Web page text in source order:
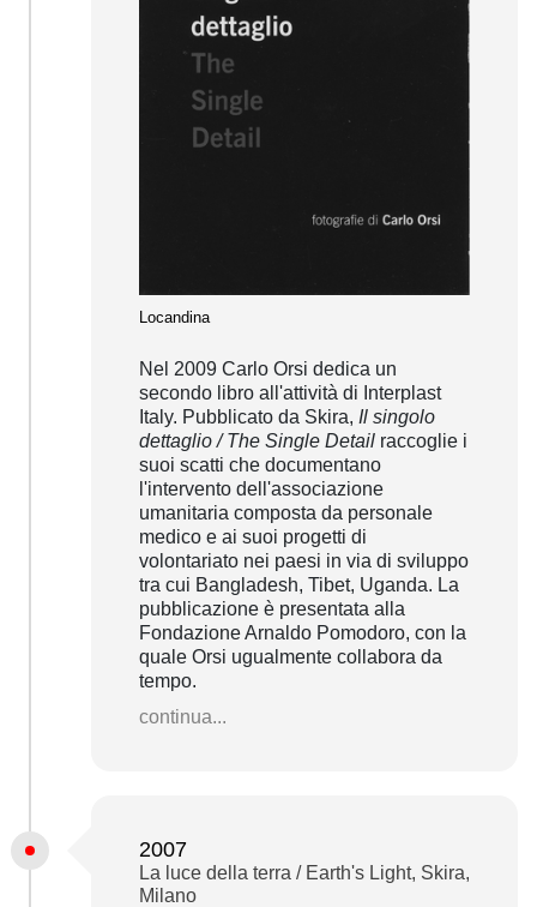
Locandina
Nel 2009 Carlo Orsi dedica un
secondo libro all'attività di Interplast
Italy. Pubblicato da Skira, Il singolo
dettaglio / The Single Detail raccoglie i
suoi scatti che documentano
l'intervento dell'associazione
umanitaria composta da personale
medico e ai suoi progetti di
volontariato nei paesi in via di sviluppo
tra cui Bangladesh, Tibet, Uganda. La
pubblicazione è presentata alla
Fondazione Arnaldo Pomodoro, con la
quale Orsi ugualmente collabora da
tempo.
continua...
2007
La luce della terra / Earth's Light, Skira,
Milano